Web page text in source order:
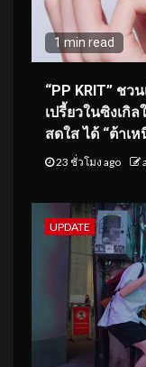
1 min read
“PP KRIT” ช
เปรี้ยวในซิงเกิ
สดใส ได้ “ต้าเ
23 ชั่วโมง ago
UPDATE